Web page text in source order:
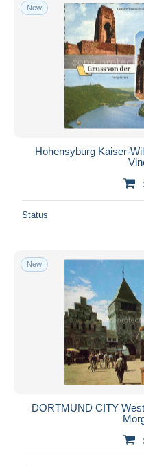
New
Hohensyburg Kaiser-
Status
New
DORTMUND CITY